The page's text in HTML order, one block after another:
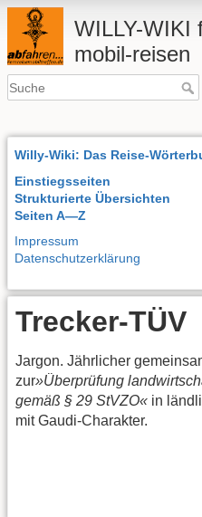
WILLY-WIKI
mobil-reisen
Willy-Wiki: Das Reise-
Einstiegsseiten
Strukturierte Übersichten
Seiten A—Z
Impressum
Datenschutzerklärung
Trecker-TÜV
Jargon. Jährlicher
zur»Überprüfung
gemäß § 29 StVZO« in
mit Gaudi-Charakter.